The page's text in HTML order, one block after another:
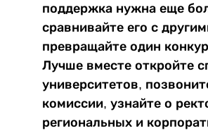
поддержка нужна еще
сравнивайте его с
превращайте один
Лучше вместе откройте
университетов,
комиссии, узнайте о
региональных и